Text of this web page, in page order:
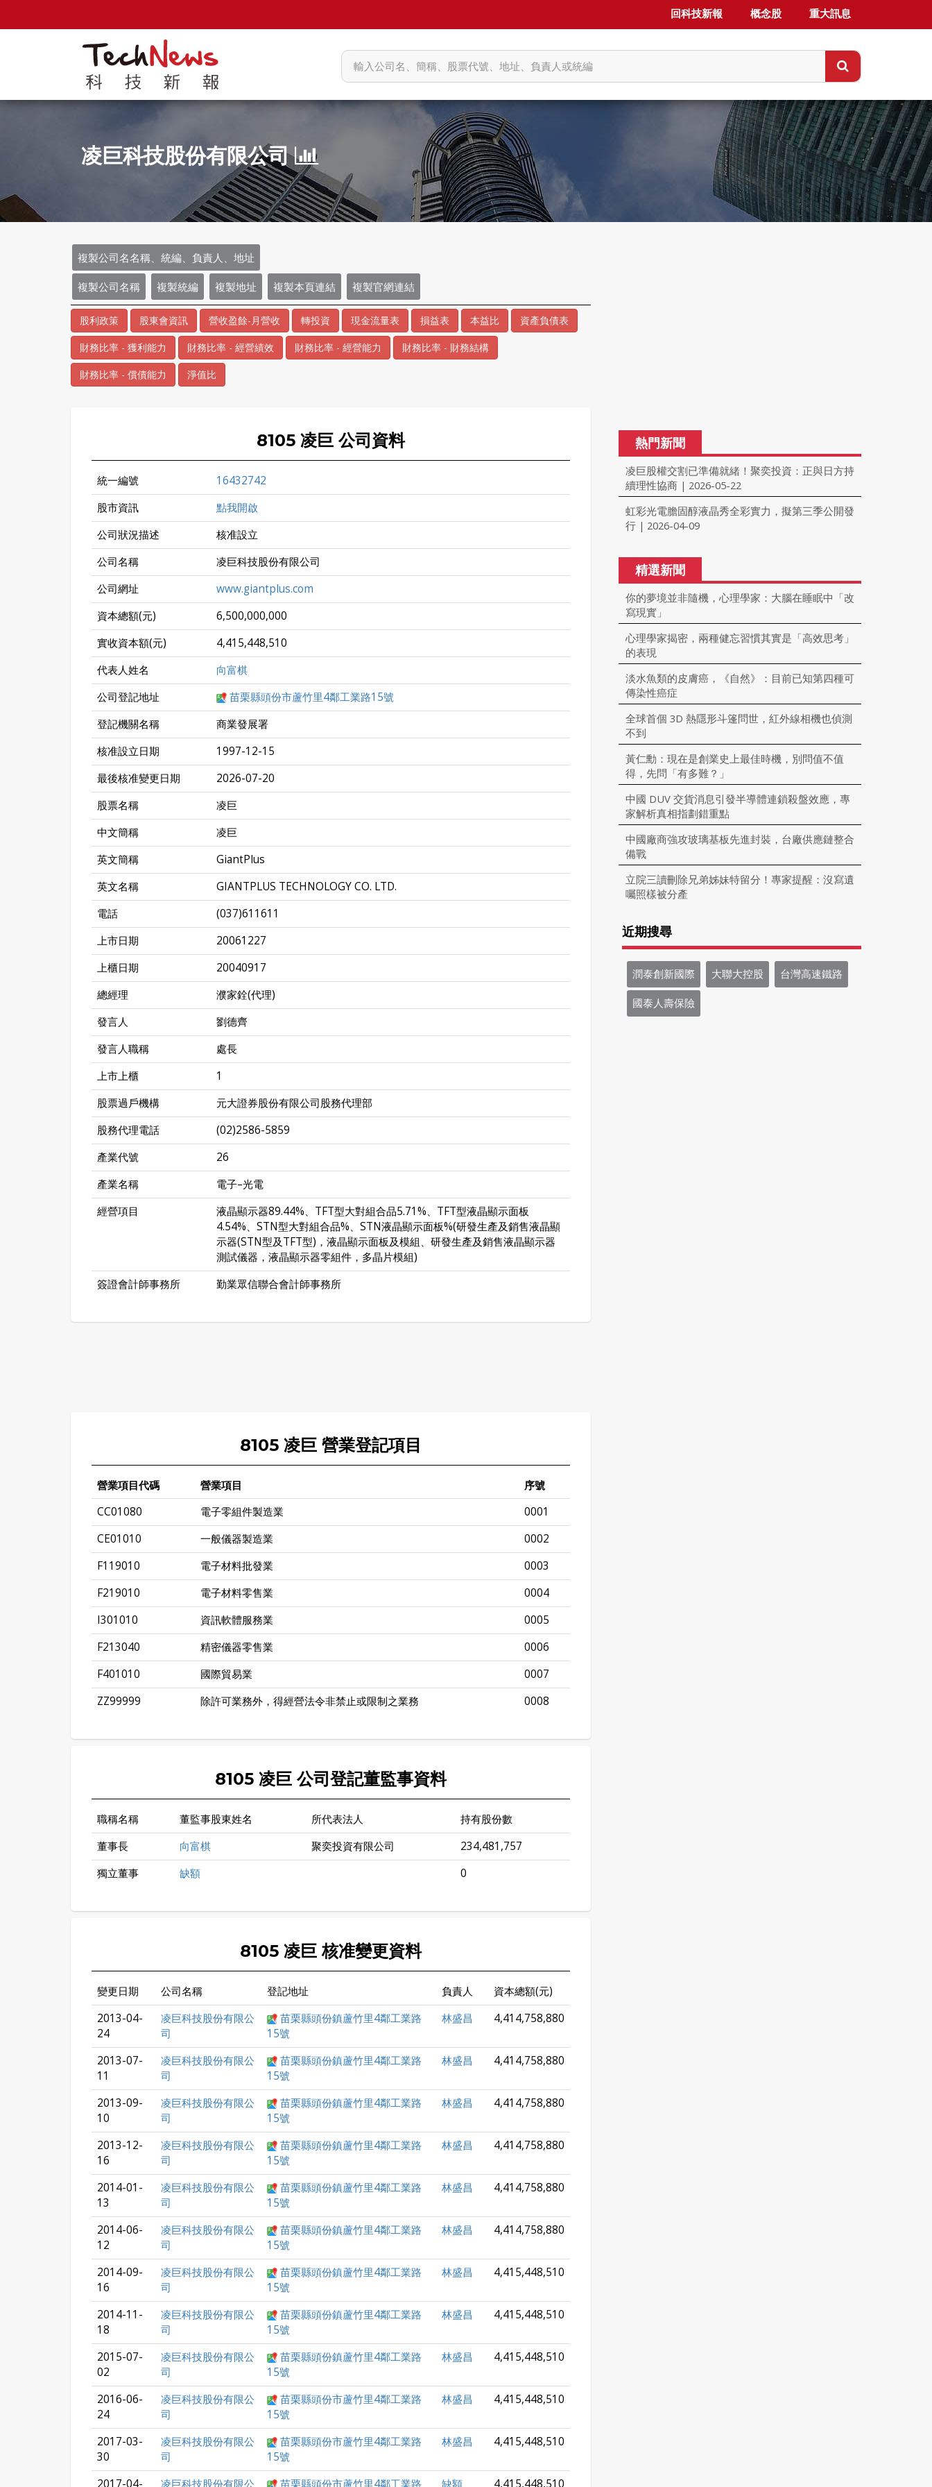
回科技新報 概念股 重大訊息
凌巨科技股份有限公司
複製公司名名稱、統編、負責人、地址
複製公司名稱 複製統編 複製地址 複製本頁連結 複製官網連結
股利政策 股東會資訊 營收盈餘-月營收 轉投資 現金流量表 損益表 本益比 資產負債表
財務比率 - 獲利能力 財務比率 - 經營績效 財務比率 - 經營能力 財務比率 - 財務結構
財務比率 - 償債能力 淨值比
8105 凌巨 公司資料
統一編號
16432742
股市資訊
點我開啟
公司狀況描述
核准設立
公司名稱
凌巨科技股份有限公司
公司網址
www.giantplus.com
資本總額(元)
6,500,000,000
實收資本額(元)
4,415,448,510
代表人姓名
向富棋
公司登記地址
苗栗縣頭份市蘆竹里4鄰工業路15號
登記機關名稱
商業發展署
核准設立日期
1997-12-15
最後核准變更日期
2026-07-20
股票名稱
凌巨
中文簡稱
凌巨
英文簡稱
GiantPlus
英文名稱
GIANTPLUS TECHNOLOGY CO. LTD.
電話
(037)611611
上市日期
20061227
上櫃日期
20040917
總經理
濮家銓(代理)
發言人
劉德齊
發言人職稱
處長
上市上櫃
1
股票過戶機構
元大證券股份有限公司股務代理部
股務代理電話
(02)2586-5859
產業代號
26
產業名稱
電子–光電
經營項目
液晶顯示器89.44%、TFT型大對組合品5.71%、TFT型液晶顯示面板
4.54%、STN型大對組合品%、STN液晶顯示面板%(研發生產及銷售液晶顯
示器(STN型及TFT型)，液晶顯示面板及模組、研發生產及銷售液晶顯示器
測試儀器，液晶顯示器零組件，多晶片模組)
簽證會計師事務所
勤業眾信聯合會計師事務所
8105 凌巨 營業登記項目
營業項目代碼 營業項目 序號
CC01080 電子零組件製造業
0001
CE01010
一般儀器製造業
0002
F119010
電子材料批發業
0003
F219010
電子材料零售業
0004
I301010
資訊軟體服務業
0005
F213040
精密儀器零售業
0006
F401010
國際貿易業
0007
ZZ99999
除許可業務外，得經營法令非禁止或限制之業務 0008
8105 凌巨 公司登記董監事資料
職稱名稱 董監事股東姓名 所代表法人
持有股份數
董事長
向富棋 聚奕投資有限公司
234,481,757
獨立董事
缺額 0
8105 凌巨 核准變更資料
變更日期 公司名稱 登記地址 負責人
資本總額(元)
2013-04-
24
凌巨科技股份有限公
司
苗栗縣頭份鎮蘆竹里4鄰工業路
15號
林盛昌 4,414,758,880
2013-07-
11
凌巨科技股份有限公
司
苗栗縣頭份鎮蘆竹里4鄰工業路
15號
林盛昌 4,414,758,880
2013-09-
10
凌巨科技股份有限公
司
苗栗縣頭份鎮蘆竹里4鄰工業路
15號
林盛昌 4,414,758,880
2013-12-
16
凌巨科技股份有限公
司
苗栗縣頭份鎮蘆竹里4鄰工業路
15號
林盛昌 4,414,758,880
2014-01-
13
凌巨科技股份有限公
司
苗栗縣頭份鎮蘆竹里4鄰工業路
15號
林盛昌 4,414,758,880
2014-06-
12
凌巨科技股份有限公
司
苗栗縣頭份鎮蘆竹里4鄰工業路
15號
林盛昌 4,414,758,880
2014-09-
16
凌巨科技股份有限公
司
苗栗縣頭份鎮蘆竹里4鄰工業路
15號
林盛昌 4,415,448,510
2014-11-
18
凌巨科技股份有限公
司
苗栗縣頭份鎮蘆竹里4鄰工業路
15號
林盛昌 4,415,448,510
2015-07-
02
凌巨科技股份有限公
司
苗栗縣頭份鎮蘆竹里4鄰工業路
15號
林盛昌 4,415,448,510
2016-06-
24
凌巨科技股份有限公
司
苗栗縣頭份市蘆竹里4鄰工業路
15號
林盛昌 4,415,448,510
2017-03-
30
凌巨科技股份有限公
司
苗栗縣頭份市蘆竹里4鄰工業路
15號
林盛昌 4,415,448,510
2017-04- 凌巨科技股份有限公 苗栗縣頭份市蘆竹里4鄰工業路 缺額 4,415,448,510
熱門新聞
凌巨股權交割已準備就緒！聚奕投資：正與日方持
續理性協商 | 2026-05-22
虹彩光電膽固醇液晶秀全彩實力，擬第三季公開發
行 | 2026-04-09
精選新聞
你的夢境並非隨機，心理學家：大腦在睡眠中「改
寫現實」
心理學家揭密，兩種健忘習慣其實是「高效思考」
的表現
淡水魚類的皮膚癌，《自然》：目前已知第四種可
傳染性癌症
全球首個 3D 熱隱形斗篷問世，紅外線相機也偵測
不到
黃仁勳：現在是創業史上最佳時機，別問值不值
得，先問「有多難？」
中國 DUV 交貨消息引發半導體連鎖殺盤效應，專
家解析真相指劃錯重點
中國廠商強攻玻璃基板先進封裝，台廠供應鏈整合
備戰
立院三讀刪除兄弟姊妹特留分！專家提醒：沒寫遺
囑照樣被分產
近期搜尋
潤泰創新國際 大聯大控股 台灣高速鐵路
國泰人壽保險